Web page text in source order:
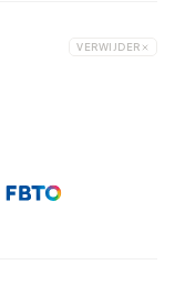
VERWIJDER